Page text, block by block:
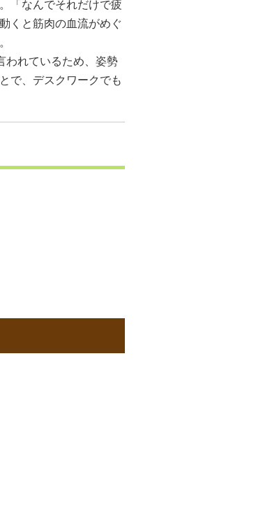
「なんでそれだけで疲
くと筋肉の血流がめぐ
われているため、姿勢
で、デスクワークでも